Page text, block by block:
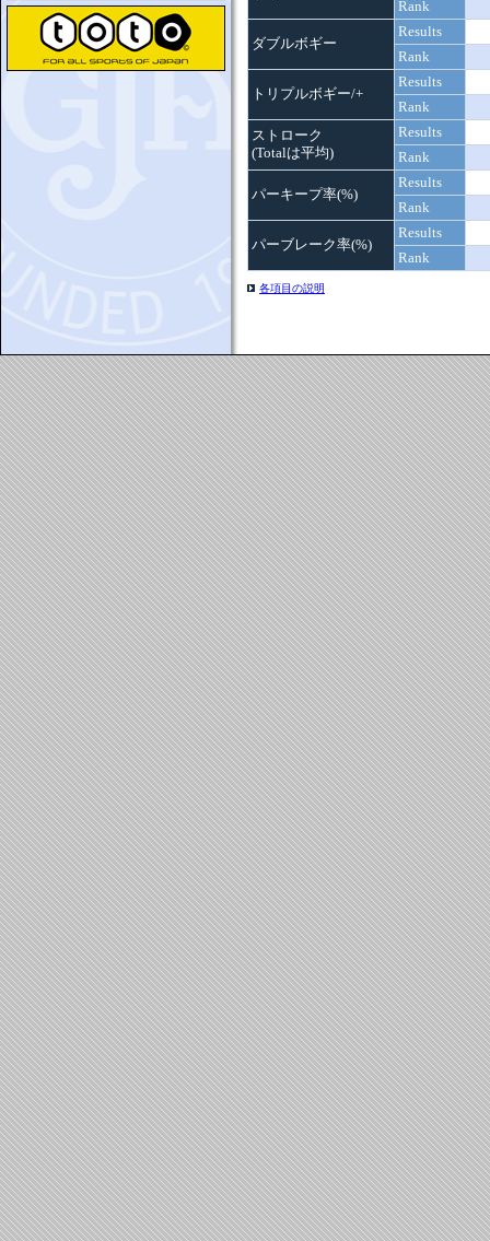
Rank
ダブルボギー
Results
Rank
トリプルボギー/+
Results
Rank
ストローク
(Totalは平均)
Results
Rank
パーキープ率(%)
Results
Rank
パーブレーク率(%)
Results
Rank
各項目の説明